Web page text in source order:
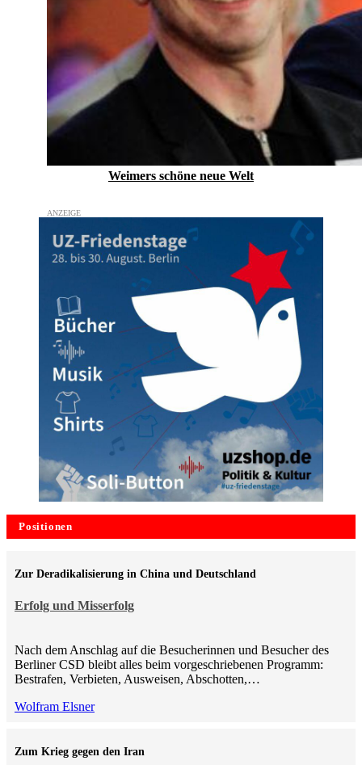
Weimers schöne neue Welt
Positionen
Erfolg und Misserfolg
Zur Deradikalisierung in China und Deutschland
Nach dem Anschlag auf die Besucherinnen und Besucher des
Berliner CSD bleibt alles beim vorgeschriebenen Programm:
Bestrafen, Verbieten, Ausweisen, Abschotten,…
Wolfram Elsner
Zum Krieg gegen den Iran